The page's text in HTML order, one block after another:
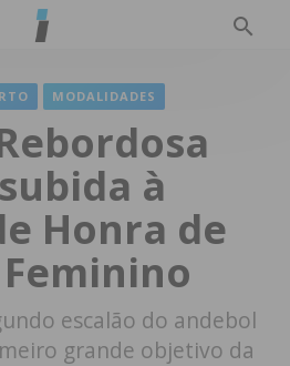
MODALIDADES
à
Honra de
escalão do andebol
grande objetivo da